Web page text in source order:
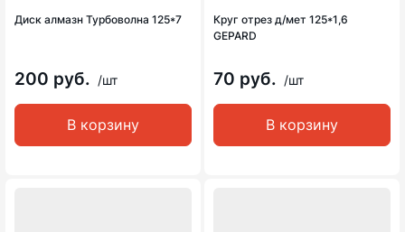
Диск алмазн Турбоволна 125*7
200 руб. /шт
В корзину
Круг отрез д/мет 125*1,6
GEPARD
70 руб. /шт
В корзину